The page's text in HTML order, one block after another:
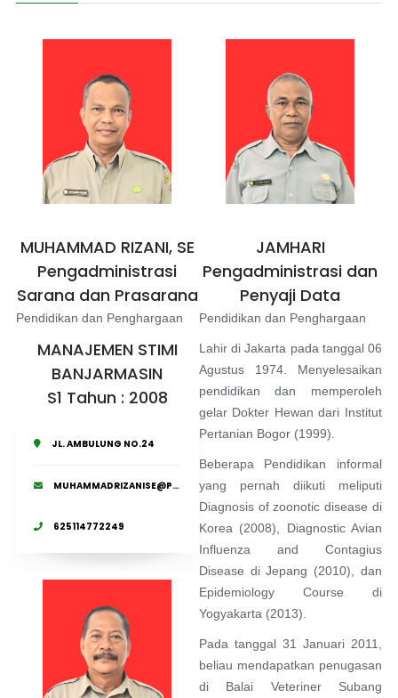
MUHAMMAD RIZANI, SE
Pengadministrasi
Sarana dan Prasarana
Pendidikan dan Penghargaan
MANAJEMEN STIMI
BANJARMASIN
S1 Tahun : 2008
JL. AMBULUNG NO.24
MUHAMMADRIZANISE@PERTANIAN.GO.ID
625114772249
JAMHARI
Pengadministrasi dan
Penyaji Data
Pendidikan dan Penghargaan
Lahir di Jakarta pada tanggal 06
Agustus 1974. Menyelesaikan
pendidikan dan memperoleh
gelar Dokter Hewan dari Institut
Pertanian Bogor (1999).
Beberapa Pendidikan informal
yang pernah diikuti meliputi
Diagnosis of zoonotic disease di
Korea (2008), Diagnostic Avian
Influenza and Contagius
Disease di Jepang (2010), dan
Epidemiology Course di
Yogyakarta (2013).
Pada tanggal 31 Januari 2011,
beliau mendapatkan penugasan
di Balai Veteriner Subang